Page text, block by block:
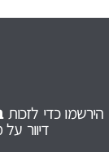
הירשמו כדי לזכות
דיוור